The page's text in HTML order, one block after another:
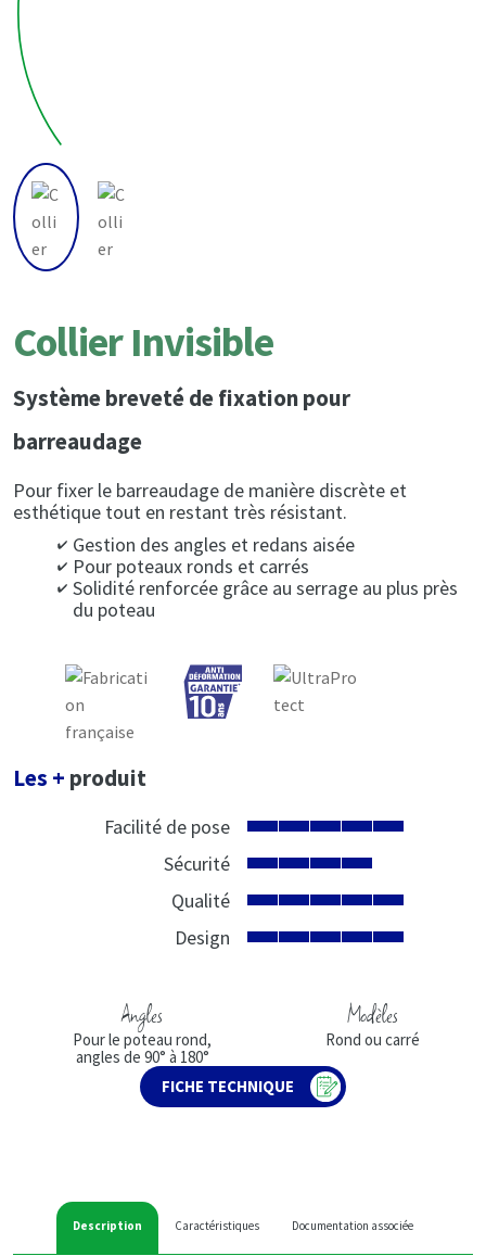
Collier Invisible
Système breveté de fixation pour
barreaudage
Pour fixer le barreaudage de manière discrète et
esthétique tout en restant très résistant.
Gestion des angles et redans aisée
Pour poteaux ronds et carrés
Solidité renforcée grâce au serrage au plus près
du poteau
Les + produit
Facilité de pose
Sécurité
Qualité
Design
Angles
Pour le poteau rond,
angles de 90° à 180°
Modèles
Rond ou carré
FICHE TECHNIQUE
Description Caractéristiques Documentation associée